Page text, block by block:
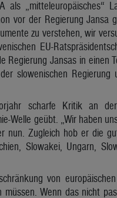
als „mitteleuropäisches“
vor der Regierung Jansa
zu verstehen, wir
EU-
Jansas in einen
slowenischen Regierung
scharfe Kritik an
Welle geübt. „Wir haben
Zugleich hob er die
Slowakei, Ungarn,
von
Wenn das nicht